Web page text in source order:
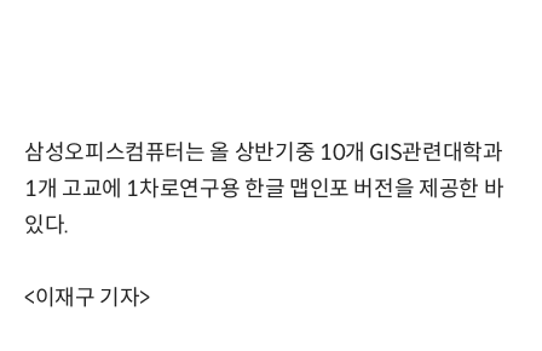
삼성오피스컴퓨터는 올 상반기중 10개 GIS관련대학과
1개 고교에 1차로연구용 한글 맵인포 버전을 제공한 바
있다.
<이재구 기자>